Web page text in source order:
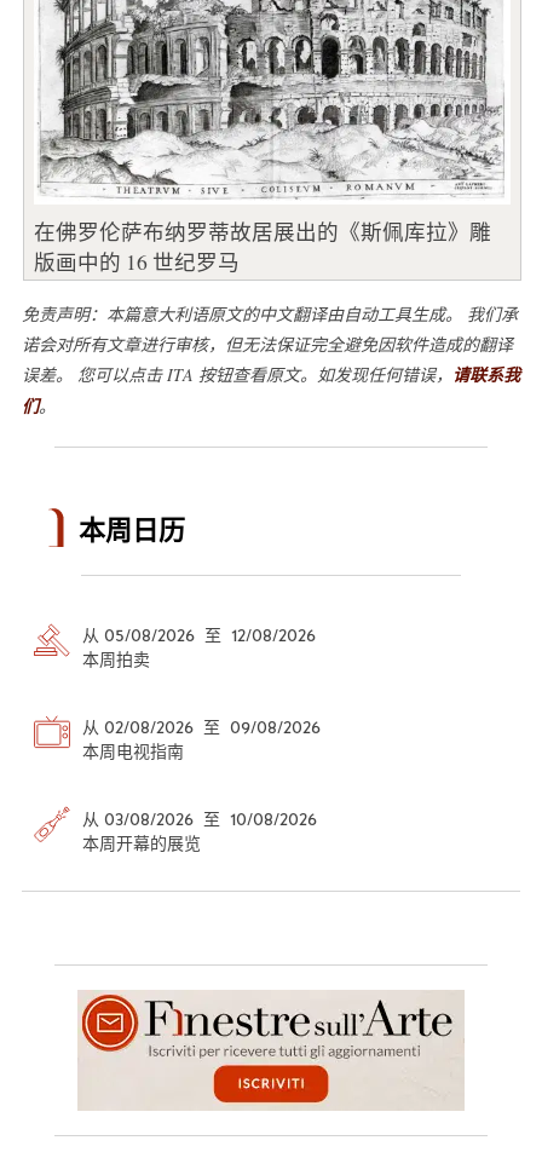
在佛罗伦萨布纳罗蒂故居展出的《斯佩库拉》雕
版画中的 16 世纪罗马
免责声明：本篇意大利语原文的中文翻译由自动工具生成。 我们承
诺会对所有文章进行审核，但无法保证完全避免因软件造成的翻译
误差。 您可以点击 ITA 按钮查看原文。如发现任何错误， 请联系我
们。
本周日历
从 05/08/2026 至 12/08/2026
本周拍卖
从 02/08/2026 至 09/08/2026
本周电视指南
从 03/08/2026 至 10/08/2026
本周开幕的展览